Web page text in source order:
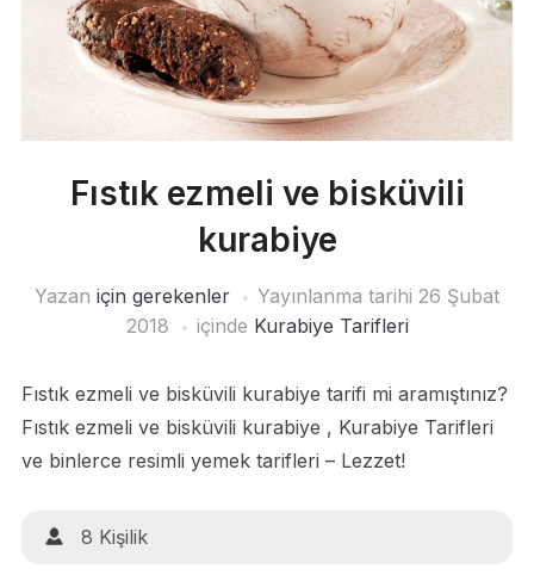
Fıstık ezmeli ve bisküvili
kurabiye
Yazan için gerekenler Yayınlanma tarihi 26 Şubat
2018
içinde Kurabiye Tarifleri
Fıstık ezmeli ve bisküvili kurabiye tarifi mi aramıştınız?
Fıstık ezmeli ve bisküvili kurabiye , Kurabiye Tarifleri
ve binlerce resimli yemek tarifleri – Lezzet!
8 Kişilik